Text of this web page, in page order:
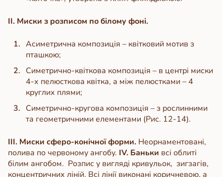
ІІ. Миски з розписом по білому фоні.
Асиметрична композиція – квітковий мотив з
пташкою;
Симетрично-квіткова композиція – в центрі миски
4-х пелюсткова квітка, а між пелюстками – 4
круглих плями;
Симетрично-кругова композиція – з рослинними
та геометричними елементами (Рис. 12-14).
ІІІ. Миски сферо-конічної форми. Неорнаментовані,
полива по червоному ангобу. ІV. Баньки всі облиті
білим ангобом. Розпис у вигляді кривульок, зигзагів,
концентричних ліній. Всі лінії виконані коричневою, а